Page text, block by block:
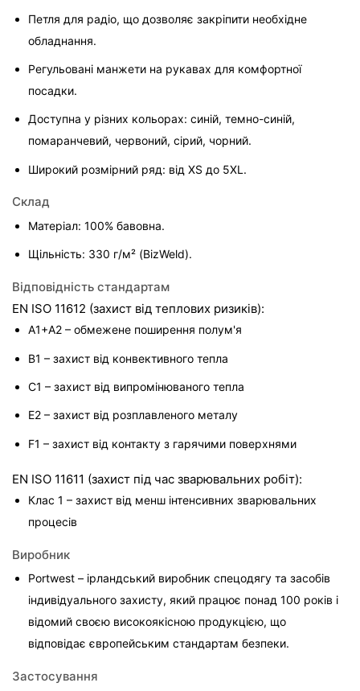
Петля для радіо, що дозволяє закріпити необхідне
обладнання.
Регульовані манжети на рукавах для комфортної
посадки.
Доступна у різних кольорах: синій, темно-синій,
помаранчевий, червоний, сірий, чорний.
Широкий розмірний ряд: від XS до 5XL.
Склад
Матеріал: 100% бавовна.
Щільність: 330 г/м² (BizWeld).
Відповідність стандартам
EN ISO 11612 (захист від теплових ризиків):
A1+A2 – обмежене поширення полум'я
B1 – захист від конвективного тепла
C1 – захист від випромінюваного тепла
E2 – захист від розплавленого металу
F1 – захист від контакту з гарячими поверхнями
EN ISO 11611 (захист під час зварювальних робіт):
Клас 1 – захист від менш інтенсивних зварювальних
процесів
Виробник
Portwest – ірландський виробник спецодягу та засобів
індивідуального захисту, який працює понад 100 років і
відомий своєю високоякісною продукцією, що
відповідає європейським стандартам безпеки.
Застосування